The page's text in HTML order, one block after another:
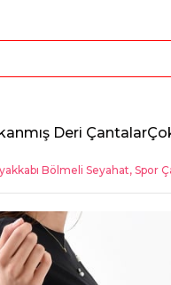
Deri Çantalar
Bölmeli Seyahat, Spor